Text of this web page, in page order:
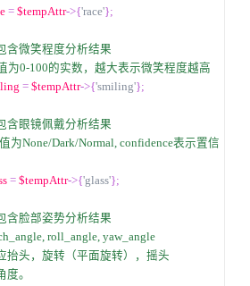
= $tempAttr->{'race'};
含微笑程度分析结果
为0-100的实数，越大表示微笑程度越高
= $tempAttr->{'smiling'};
含眼镜佩戴分析结果
为None/Dark/Normal, confidence表示置信
= $tempAttr->{'glass'};
含脸部姿势分析结果
roll_angle, yaw_angle
抬头，旋转（平面旋转），摇头
度。